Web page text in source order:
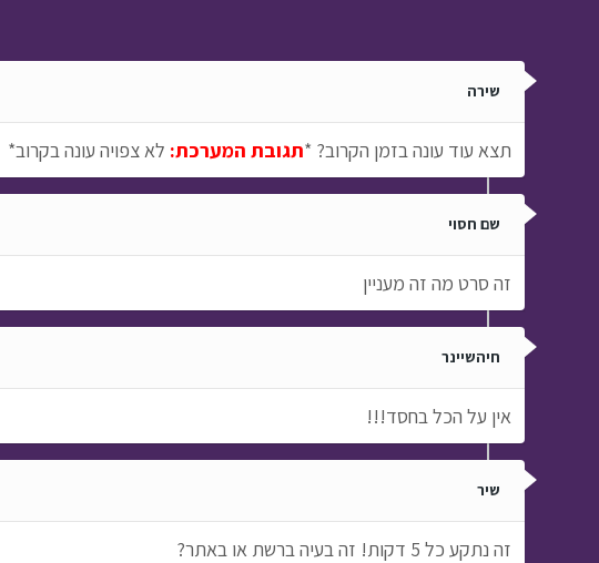
שירה
תצא עוד עונה בזמן הקרוב? *תגובת המערכת: לא צפויה עונה בקרוב*
שם חסוי
זה סרט מה זה מעניין
חיהשיינר
אין על הכל בחסד!!!
שיר
זה נתקע כל 5 דקות! זה בעיה ברשת או באתר?